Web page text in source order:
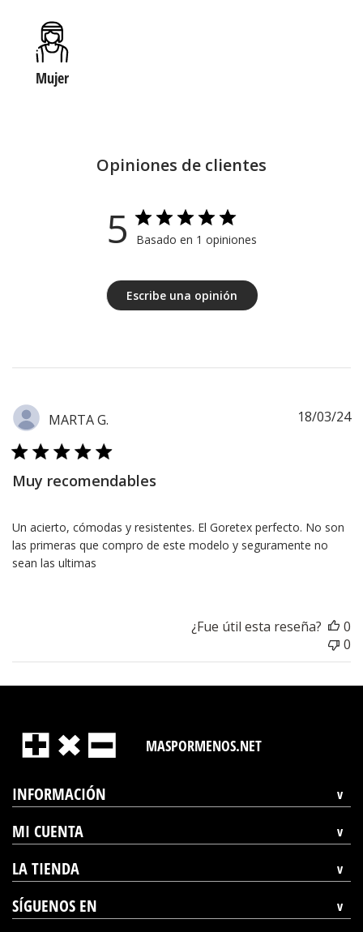
Mujer
Opiniones de clientes
5 Basado en 1 opiniones
Escribe una opinión
MARTA G.
Muy recomendables
Un acierto, cómodas y resistentes. El Goretex perfecto. No son
las primeras que compro de este modelo y seguramente no
sean las ultimas
18/03/24
¿Fue útil esta reseña?
0
0
MASPORMENOS.NET
INFORMACIÓN
MI CUENTA
LA TIENDA
SÍGUENOS EN